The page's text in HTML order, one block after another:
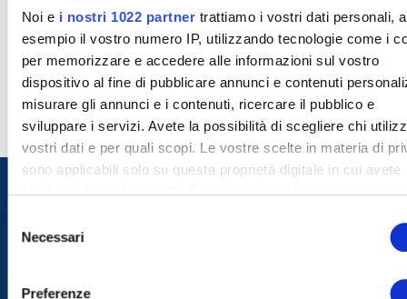
Noi e i nostri 1022 partnertrattiamo i vostri dati personali,
esempio il vostro numero IP, utilizzando tecnologie come i
per memorizzare e accedere alle informazioni sul vostro
dispositivo al fine di pubblicare annunci e contenuti
misurare gli annunci e i contenuti, ricercare il pubblico e
sviluppare i servizi. Avete la possibilità di scegliere chi
vostri dati e per quali scopi. Le vostre scelte in materia di
sono applicabili solo su questa proprietà digitale in cui avete
effettuato le vostre scelte. È possibile modificare o revocare
cookie o facendo clic sull'icona di attivazione della privacy.
Necessari
Preferenze